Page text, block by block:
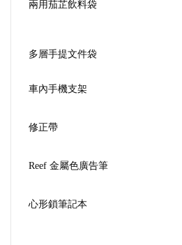
兩用茄芷飲料袋
多層手提文件袋
車內手機支架
修正帶
Reef 金屬色廣告筆
心形鎖筆記本